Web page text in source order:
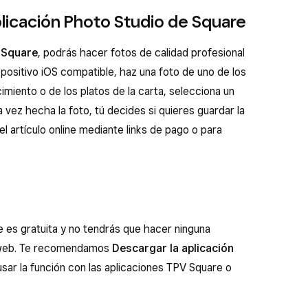
Photo Studio de Square
, podrás hacer fotos de calidad profesional
iOS compatible, haz una foto de uno de los
o de los platos de la carta, selecciona un
vez hecha la foto, tú decides si quieres guardar la
artículo online mediante links de pago o para
es gratuita y no tendrás que hacer ninguna
Te recomendamos Descargar la aplicación
la función con las aplicaciones TPV Square o